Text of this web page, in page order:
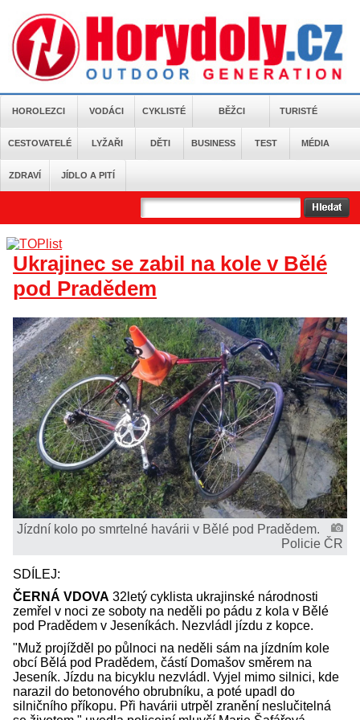
HOROLEZCI VODÁCI CYKLISTÉ BĚŽCI TURISTÉ
CESTOVATELÉ LYŽAŘI DĚTI BUSINESS TEST MÉDIA
ZDRAVÍ JÍDLO A PITÍ
Ukrajinec se zabil na kole v Bělé
pod Pradědem
Jízdní kolo po smrtelné havárii v Bělé pod Pradědem.
Policie ČR
SDÍLEJ:
ČERNÁ VDOVA 32letý cyklista ukrajinské národnosti
zemřel v noci ze soboty na neděli po pádu z kola v Bělé
pod Pradědem v Jeseníkách. Nezvládl jízdu z kopce.
"Muž projížděl po půlnoci na neděli sám na jízdním kole
obcí Bělá pod Pradědem, částí Domašov směrem na
Jeseník. Jízdu na bicyklu nezvládl. Vyjel mimo silnici, kde
narazil do betonového obrubníku, a poté upadl do
silničního příkopu. Při havárii utrpěl zranění neslučitelná